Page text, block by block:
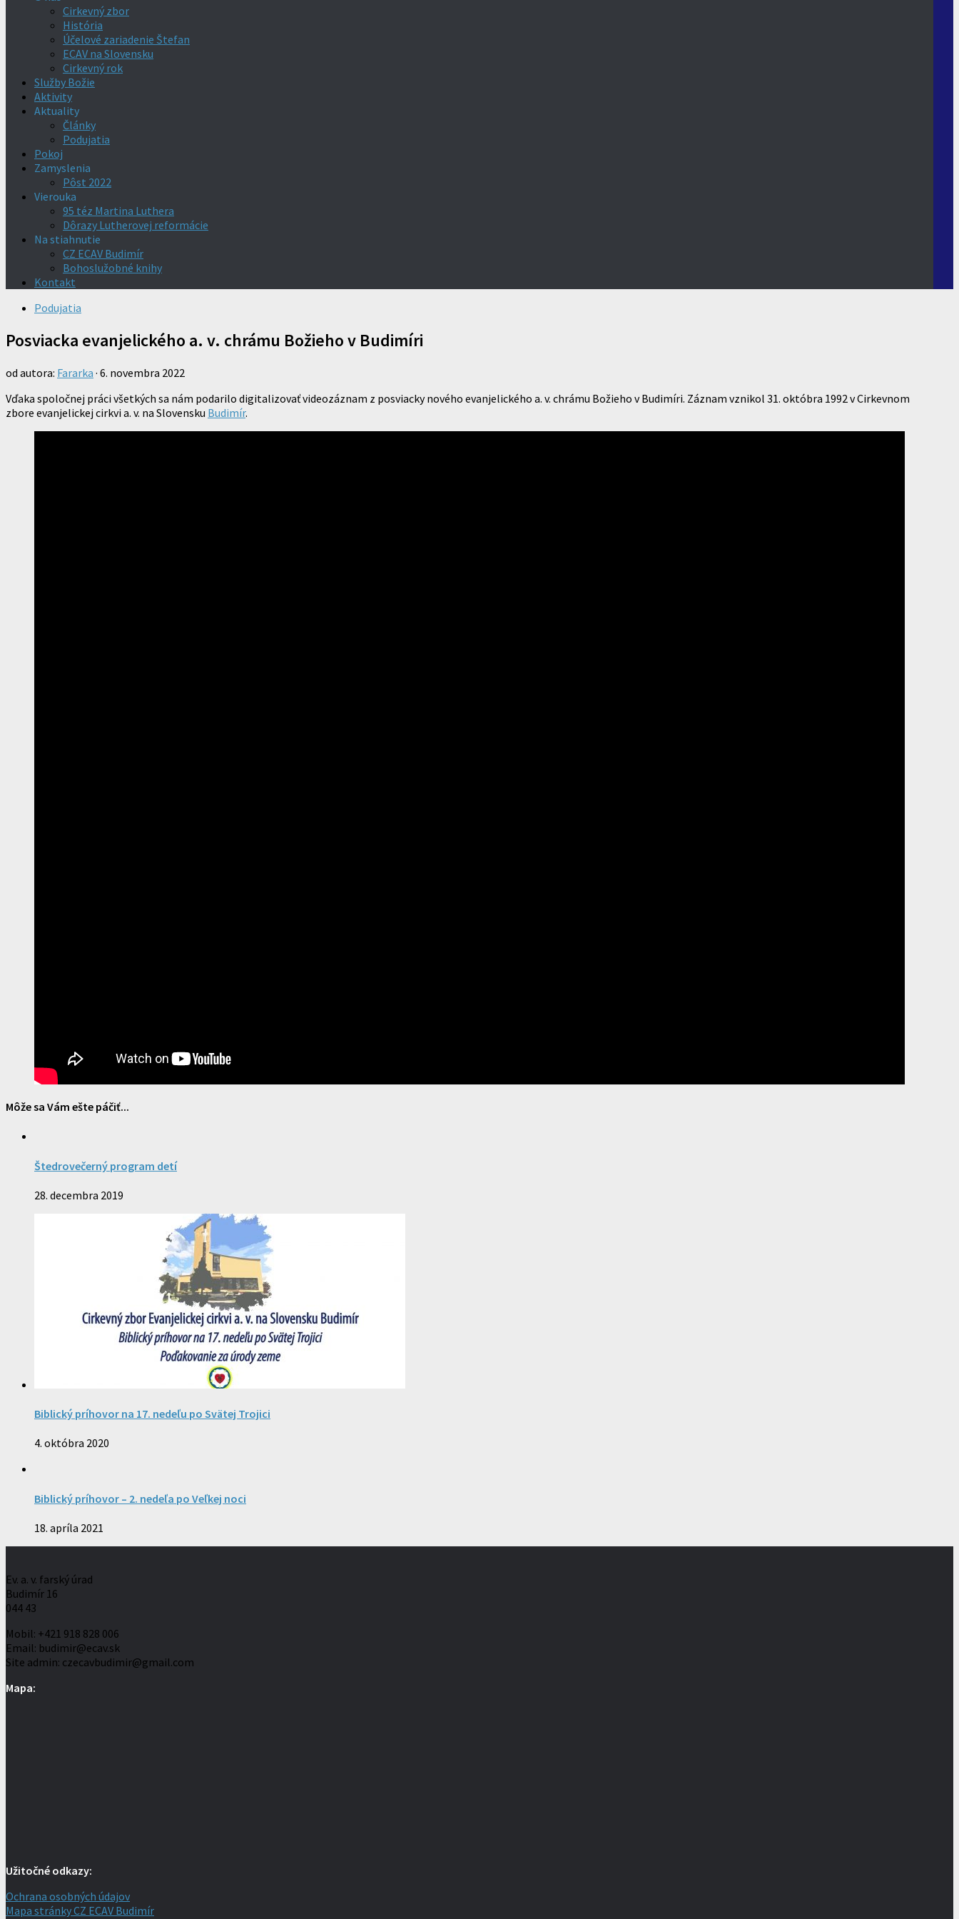
Cirkevný zbor
História
Účelové zariadenie Štefan
ECAV na Slovensku
Cirkevný rok
Služby Božie
Aktivity
Aktuality
Články
Podujatia
Pokoj
Zamyslenia
Pôst 2022
Vierouka
95 téz Martina Luthera
Dôrazy Lutherovej reformácie
Na stiahnutie
CZ ECAV Budimír
Bohoslužobné knihy
Kontakt
Podujatia
Posviacka evanjelického a. v. chrámu Božieho v Budimíri
od autora: Fararka · 6. novembra 2022
Vďaka spoločnej práci všetkých sa nám podarilo digitalizovať videozáznam z posviacky nového evanjelického a. v. chrámu Božieho v Budimíri. Záznam vznikol 31. októbra 1992 v Cirkevnom
zbore evanjelickej cirkvi a. v. na Slovensku Budimír.
Môže sa Vám ešte páčiť...
Štedrovečerný program detí
28. decembra 2019
Biblický príhovor na 17. nedeľu po Svätej Trojici
4. októbra 2020
Biblický príhovor – 2. nedeľa po Veľkej noci
18. apríla 2021
Ev. a. v. farský úrad
Budimír 16
044 43
Mobil: +421 918 828 006
Email: budimir@ecav.sk
Site admin: czecavbudimir@gmail.com
Mapa:
Užitočné odkazy:
Ochrana osobných údajov
Mapa stránky CZ ECAV Budimír